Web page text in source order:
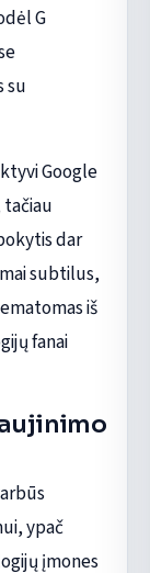
G
su
Google
dar
subtilus,
iš
fanai
ypač
įmones